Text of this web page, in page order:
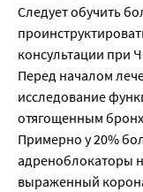
Следует обучить
консультации при
Перед началом
исследование
отягощенным
Примерно у 20%
адреноблокаторы
выраженный